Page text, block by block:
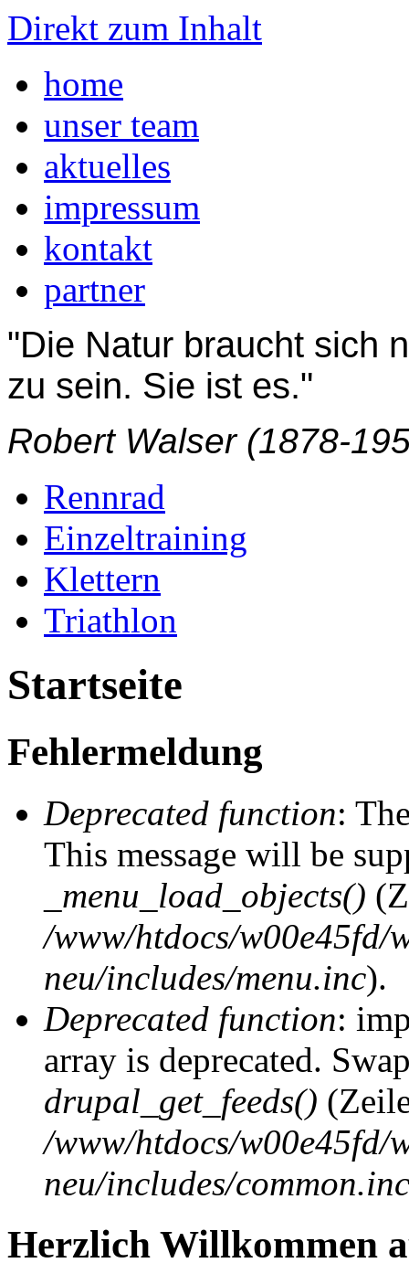
Direkt zum Inhalt
home
unser team
aktuelles
impressum
kontakt
partner
"Die Natur braucht sich
zu sein. Sie ist es."
Robert Walser (1878-
Rennrad
Einzeltraining
Klettern
Triathlon
Startseite
Fehlermeldung
Deprecated function:
This message will be
_menu_load_objects()
/www/htdocs/w00e45fd/
neu/includes/menu.inc).
Deprecated function:
array is deprecated.
drupal_get_feeds()
/www/htdocs/w00e45fd/
neu/includes/common.inc
Herzlich Willkommen